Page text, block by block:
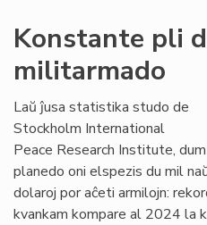
Konstante pli
militarmado
Laŭ ĵusa statistika studo de
Stockholm International
Peace Research Institute,
planedo oni elspezis du mil
dolaroj por aĉeti armilojn:
kvankam kompare al 2024 la